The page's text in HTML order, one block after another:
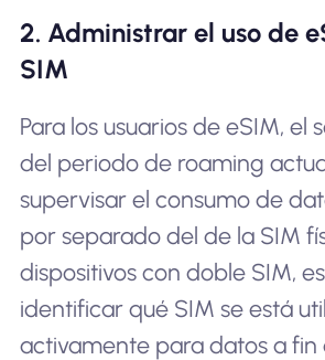
2. Administrar el uso de
SIM
Para los usuarios de eSIM, el
del periodo de roaming
supervisar el consumo de
por separado del de la SIM
dispositivos con doble SIM,
identificar qué SIM se está
activamente para datos a